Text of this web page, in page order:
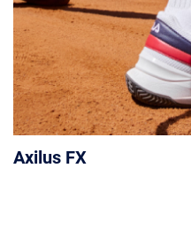
Axilus FX